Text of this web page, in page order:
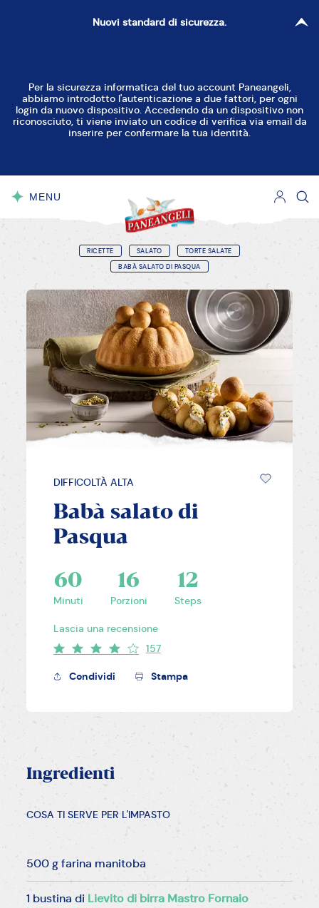
Nuovi standard di sicurezza.
Per la sicurezza informatica del tuo account Paneangeli,
abbiamo introdotto l'autenticazione a due fattori, per ogni
login da nuovo dispositivo. Accedendo da un dispositivo non
riconosciuto, ti viene inviato un codice di verifica via email da
inserire per confermare la tua identità.
MENU
RICETTE SALATO
TORTE SALATE
BABÀ SALATO DI PASQUA
DIFFICOLTÀ ALTA
Babà salato di
Pasqua
60
Minuti
16
Porzioni
12
Steps
Lascia una recensione
157
Condividi Stampa
Ingredienti
COSA TI SERVE PER L'IMPASTO
500 g farina manitoba
1 bustina di Lievito di birra Mastro Fornaio